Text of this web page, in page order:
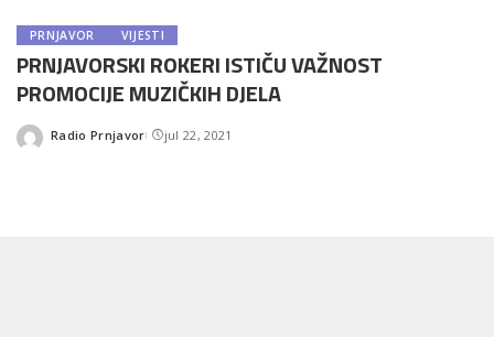
PRNJAVOR VIJESTI
PRNJAVORSKI ROKERI ISTIČU VAŽNOST
PROMOCIJE MUZIČKIH DJELA
Posted
Radio Prnjavor jul 22, 2021